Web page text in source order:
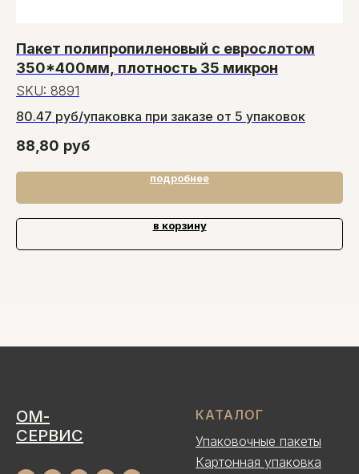
Пакет полипропиленовый с еврослотом
350*400мм, плотность 35 микрон
SKU: 8891
80.47 руб/упаковка при заказе от 5 упаковок
88,80 руб
подробнее
в корзину
ОМ-
СЕРВИС
КАТАЛОГ
Упаковочные пакеты
Картонная упаковка